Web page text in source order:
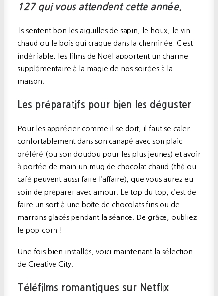
127 qui vous attendent cette année.
Ils sentent bon les aiguilles de sapin, le houx, le vin
chaud ou le bois qui craque dans la cheminée. C’est
indéniable, les films de Noël apportent un charme
supplémentaire à la magie de nos soirées à la
maison.
Les préparatifs pour bien les déguster
Pour les apprécier comme il se doit, il faut se caler
confortablement dans son canapé avec son plaid
préféré (ou son doudou pour les plus jeunes) et avoir
à portée de main un mug de chocolat chaud (thé ou
café peuvent aussi faire l’affaire), que vous aurez eu
soin de préparer avec amour. Le top du top, c’est de
faire un sort à une boîte de chocolats fins ou de
marrons glacés pendant la séance. De grâce, oubliez
le pop-corn !
Une fois bien installés, voici maintenant la sélection
de Creative City.
Téléfilms romantiques sur Netflix